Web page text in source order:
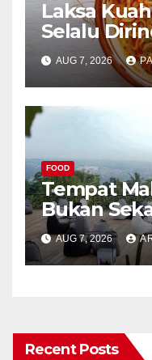
Laksa
Selalu
AUG 7, 2026
FOOD
Tempat
Bukan
AUG 7, 2026
Recent Posts